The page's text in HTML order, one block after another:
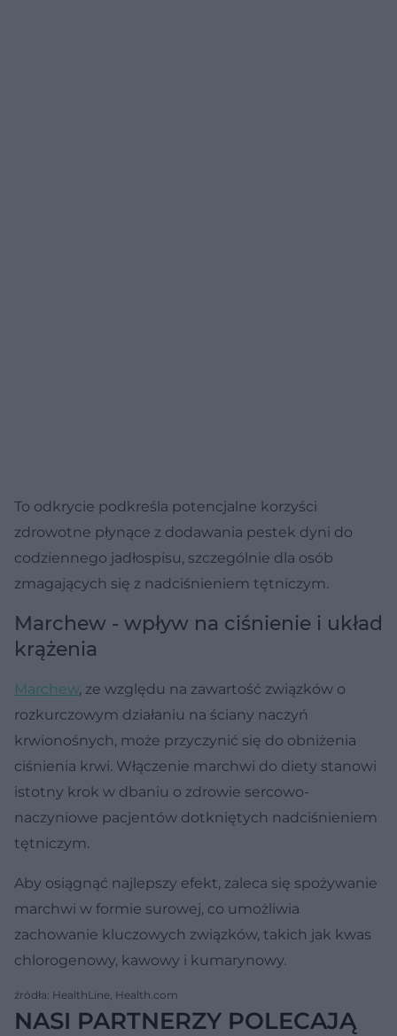
To odkrycie podkreśla potencjalne korzyści
zdrowotne płynące z dodawania pestek dyni do
codziennego jadłospisu, szczególnie dla osób
zmagających się z nadciśnieniem tętniczym.
Marchew - wpływ na ciśnienie i układ
krążenia
Marchew, ze względu na zawartość związków o
rozkurczowym działaniu na ściany naczyń
krwionośnych, może przyczynić się do obniżenia
ciśnienia krwi. Włączenie marchwi do diety stanowi
istotny krok w dbaniu o zdrowie sercowo-
naczyniowe pacjentów dotkniętych nadciśnieniem
tętniczym.
Aby osiągnąć najlepszy efekt, zaleca się spożywanie
marchwi w formie surowej, co umożliwia
zachowanie kluczowych związków, takich jak kwas
chlorogenowy, kawowy i kumarynowy.
źródła: HealthLine, Health.com
NASI PARTNERZY POLECAJĄ